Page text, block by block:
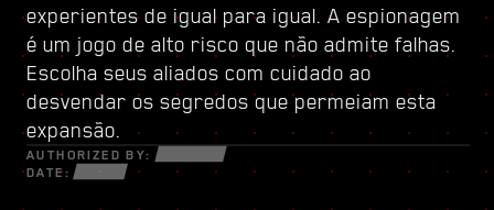
experientes de igual para igual. A espionagem
é um jogo de alto risco que não admite falhas.
Escolha seus aliados com cuidado ao
desvendar os segredos que permeiam esta
expansão.
AUTHORIZED BY:
DATE:
oportunidades que só se revelam a quem
estiver disposto a fazer o que for preciso.
Dentro de suas paredes, descubra serviços e
missões eletrizantes nos quais você arriscará
tudo.
sobreviver em um mundo fragmentado de
traficantes desesperados, trilha-redes
astutos e mercenários implacáveis em busca
de lucro e poder.